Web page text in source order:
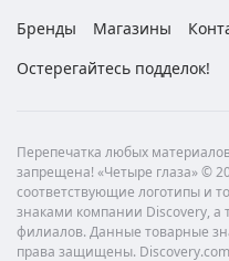
Бренды
Магазины
Остерегайтесь подделок!
Перепечатка любых
запрещена! «Четыре глаза» ©
соответствующие логотипы и
знаками компании Discovery, а
филиалов. Данные товарные
права защищены.